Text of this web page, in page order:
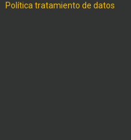
Política tratamiento de datos